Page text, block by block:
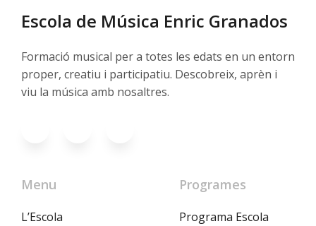
Escola de Música Enric Granados
Formació musical per a totes les edats en un entorn
proper, creatiu i participatiu. Descobreix, aprèn i
viu la música amb nosaltres.
Menu
L’Escola
Programes
Programa Escola